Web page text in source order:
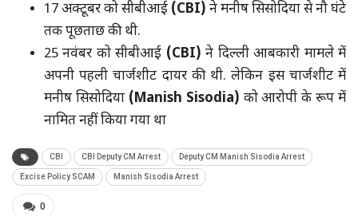
17 अक्टूबर को सीबीआई (CBI) ने मनीष सिसोदिया से नौ घंटे
तक पूछताछ की थी.
25 नवंबर को सीबीआई (CBI) ने दिल्ली आबकारी मामले में
अपनी पहली चार्जशीट दायर की थी. लेकिन इस चार्जशीट में
मनीष सिसोदिया (Manish Sisodia) को आरोपी के रूप में
नामित नहीं किया गया था
CBI CBI Deputy CM Arrest Deputy CM Manish Sisodia Arrest
Excise Policy SCAM Manish Sisodia Arrest
0